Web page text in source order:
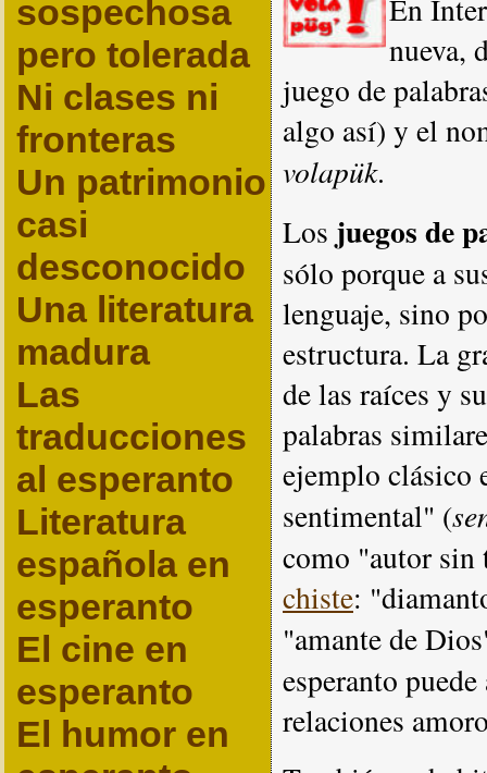
sospechosa
pero tolerada
Ni clases ni
fronteras
Un patrimonio
casi
desconocido
Una literatura
madura
Las
traducciones
al esperanto
Literatura
española en
esperanto
El cine en
esperanto
El humor en
En
nueva,
juego de
algo así) y el
volapük.
Los juegos de
sólo porque a
lenguaje, sino
estructura. La
de las raíces y
palabras
ejemplo clásico
sentimental" (
como "autor sin
chiste:
"amante de
esperanto
relaciones